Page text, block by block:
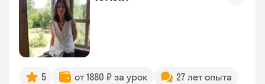
5 от 1880 ₽ за урок
27 лет опыта